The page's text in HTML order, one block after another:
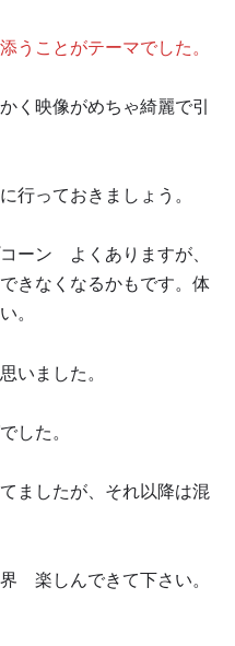
うことがテーマでした。
く映像がめちゃ綺麗で引
行っておきましょう。
ーン よくありますが、
きなくなるかもです。体
。
いました。
した。
ましたが、それ以降は混
楽しんできて下さい。